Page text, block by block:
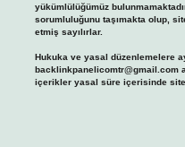
yükümlülüğümüz
sorumluluğunu taşımakta olup,
etmiş sayılırlar.
Hukuka ve yasal düzenlemelere
backlinkpanelicomtr@gmail.com
içerikler yasal süre içerisinde